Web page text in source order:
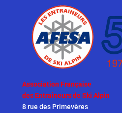
Association Française
des Entraîneurs de Ski Alpin
8 rue des Primevères